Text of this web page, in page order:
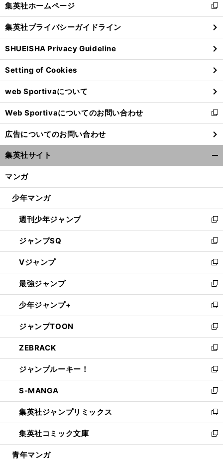
閉
る
集英社ホームページ
新
し
い
ウ
ィ
ン
ド
ウ
で
開
く
集英社プライバシーガイドライン
SHUEISHA Privacy Guideline
Setting of Cookies
web Sportivaについて
Web Sportivaについてのお問い合わせ
新
し
い
ウ
ィ
ン
ウ
開
く
広告についてのお問い合わせ
集英社サイト
マンガ
少年マンガ
週刊少年ジャンプ
新
し
い
ウ
ィ
ン
ド
ウ
で
開
く
ジャンプSQ
新
し
い
ウ
ィ
ン
ド
ウ
で
開
く
Vジャンプ
新
し
い
ウ
ィ
ン
ド
ウ
で
開
く
最強ジャンプ
新
し
い
ウ
ィ
ン
ド
ウ
で
開
く
少年ジャンプ+
新
し
い
ウ
ィ
ン
ド
ウ
で
開
く
ジャンプTOON
新
し
い
ウ
ィ
ン
ド
ウ
で
開
く
ZEBRACK
新
し
い
ウ
ィ
ン
ド
ウ
で
開
ジャンプルーキー！
新
し
い
ウ
ィ
ン
ド
ウ
S-MANGA
新
し
い
ウ
ィ
ン
集英社ジャンプリミックス
新
し
い
ウ
集英社コミック文庫
新
し
青年マンガ